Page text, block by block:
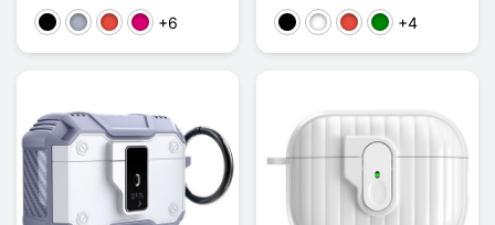
NegroGris RojoMagenta
+6 NegroBlancoRojoVerde
+4